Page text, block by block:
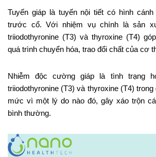
Tuyến giáp là tuyến nội tiết có hình
trước cổ. Với nhiệm vụ chính là sản
triiodothyronine (T3) và thyroxine (T4)
quá trình chuyển hóa, trao đổi chất của cơ
Nhiễm độc cường giáp là tình trạng
triiodothyronine (T3) và thyroxine (T4)
mức vì một lý do nào đó, gây xáo trộn
bình thường.